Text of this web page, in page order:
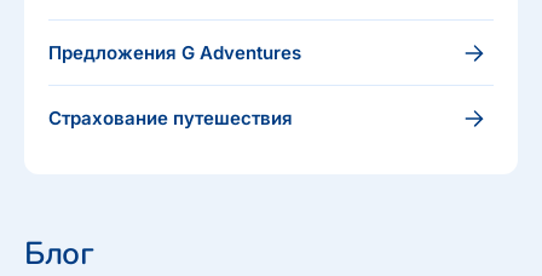
Предложения G Adventures
Страхование путешествия
Блог